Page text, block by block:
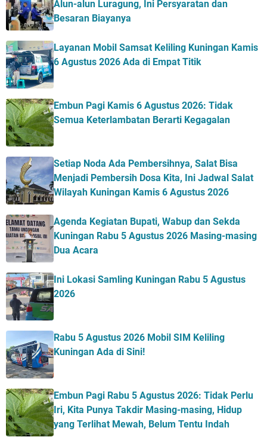
Alun-alun Luragung, Ini Persyaratan dan
Besaran Biayanya
Layanan Mobil Samsat Keliling Kuningan Kamis
6 Agustus 2026 Ada di Empat Titik
Embun Pagi Kamis 6 Agustus 2026: Tidak
Semua Keterlambatan Berarti Kegagalan
Setiap Noda Ada Pembersihnya, Salat Bisa
Menjadi Pembersih Dosa Kita, Ini Jadwal Salat
Wilayah Kuningan Kamis 6 Agustus 2026
Agenda Kegiatan Bupati, Wabup dan Sekda
Kuningan Rabu 5 Agustus 2026 Masing-masing
Dua Acara
Ini Lokasi Samling Kuningan Rabu 5 Agustus
2026
Rabu 5 Agustus 2026 Mobil SIM Keliling
Kuningan Ada di Sini!
Embun Pagi Rabu 5 Agustus 2026: Tidak Perlu
Iri, Kita Punya Takdir Masing-masing, Hidup
yang Terlihat Mewah, Belum Tentu Indah